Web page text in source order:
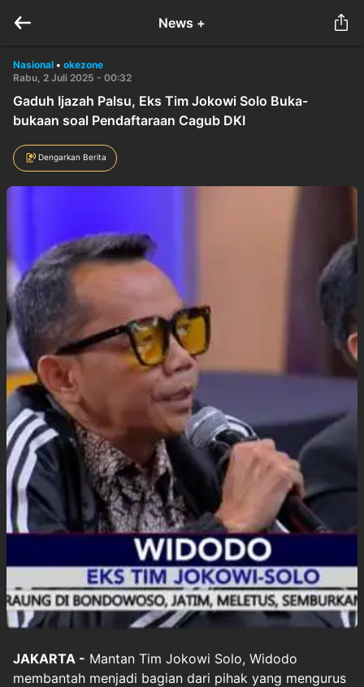
News +
Nasional • okezone
Rabu, 2 Juli 2025 - 00:32
Gaduh Ijazah Palsu, Eks Tim Jokowi Solo Buka-
bukaan soal Pendaftaraan Cagub DKI
Dengarkan Berita
JAKARTA - Mantan Tim Jokowi Solo, Widodo
membantah menjadi bagian dari pihak yang mengurus